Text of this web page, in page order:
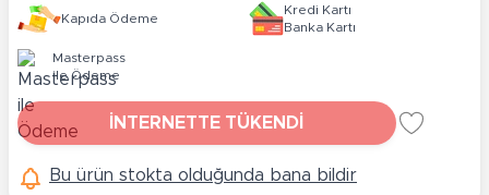
Kapıda Ödeme
Kredi Kartı
Banka Kartı
Masterpass
ile Ödeme
İNTERNETTE TÜKENDİ
Bu ürün stokta olduğunda bana bildir